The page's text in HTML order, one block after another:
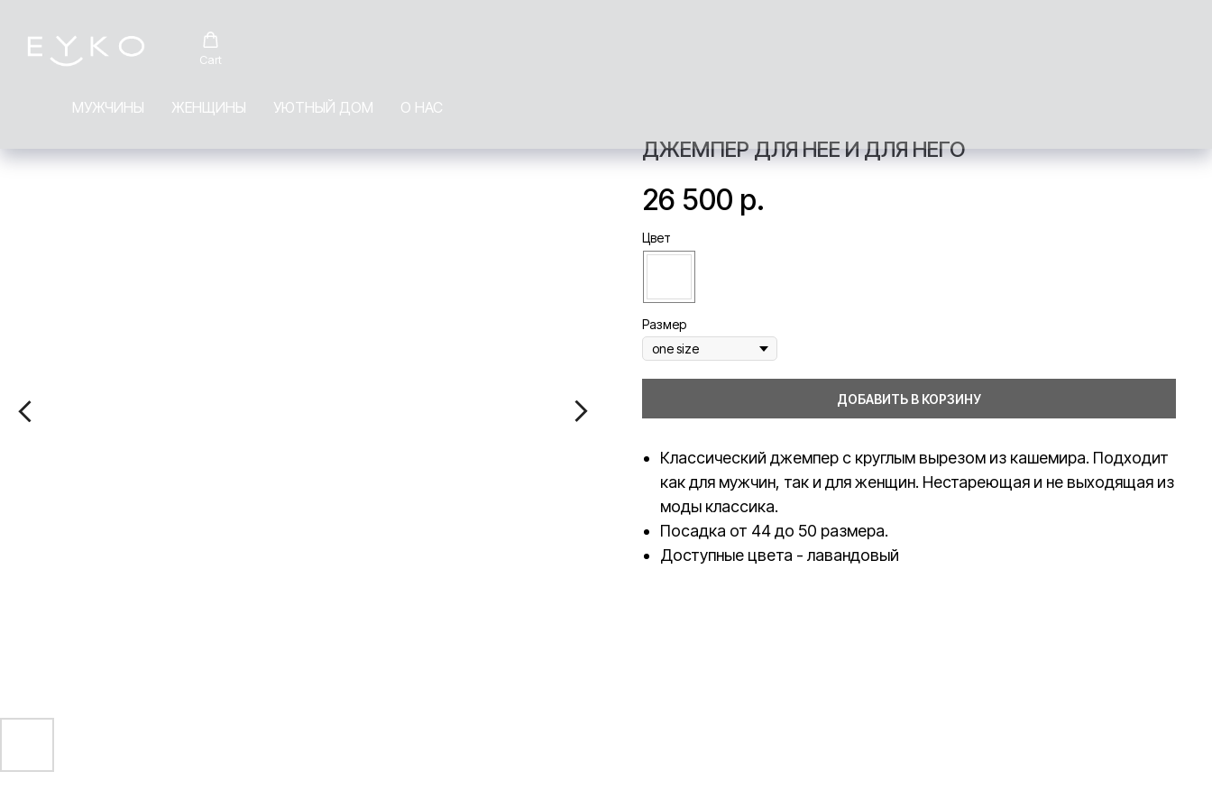
Cart
МУЖЧИНЫ ЖЕНЩИНЫ УЮТНЫЙ ДОМ О НАС
ДЖЕМПЕР ДЛЯ НЕЕ И ДЛЯ НЕГО
26 500 р.
Цвет
Размер
ДОБАВИТЬ В КОРЗИНУ
Классический джемпер с круглым вырезом из кашемира. Подходит
как для мужчин, так и для женщин. Нестареющая и не выходящая из
моды классика.
Посадка от 44 до 50 размера.
Доступные цвета - лавандовый